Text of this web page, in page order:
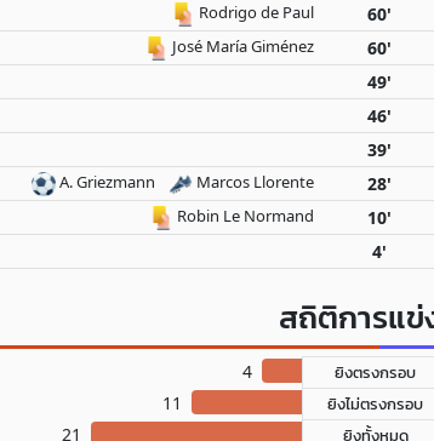
Rodrigo de Paul
60'
José María Giménez
60'
49'
46'
39'
A. Griezmann
Marcos Llorente 28'
Robin Le Normand
10'
4'
สถิติการแข่
4 ยิงตรงกรอบ
11
ยิงไม่ตรงกรอบ
21
ยิงทั้งหมด